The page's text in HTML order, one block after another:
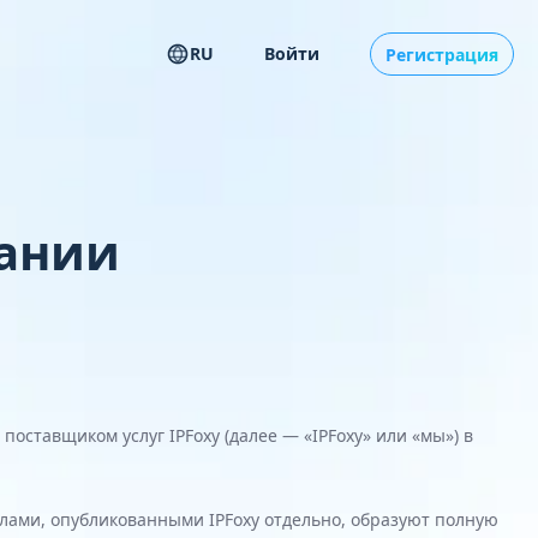
RU Войти Регистрация
услуг IPFoxy (далее — «IPFoxy» или «мы») в
опубликованными IPFoxy отдельно, образуют полную